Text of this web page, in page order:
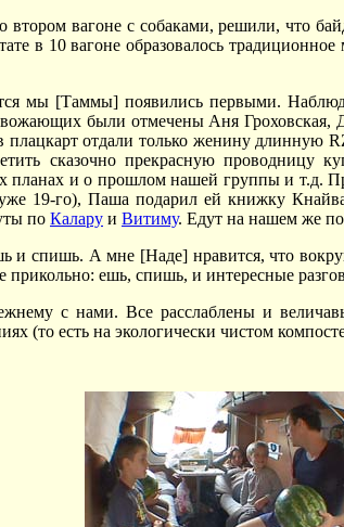
вагоне с собаками, решили, что
в 10 вагоне образовалось
мы [Таммы] появились первыми.
были отмечены Аня
плацкарт отдали только женину длинную
сказочно прекрасную проводницу
планах и о прошлом нашей группы и т.д.
19-го), Паша подарил ей книжку
по Калару и Витиму. Едут на нашем же
и спишь. А мне [Наде] нравится, что
прикольно: ешь, спишь, и интересные
с нами. Все расслаблены и
(то есть на экологически чистом